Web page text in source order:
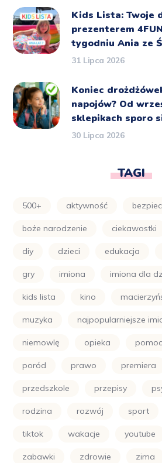
Kids Lista: Twoje
prezenterem
tygodniu Ania ze
31 Lipca 2026
Koniec
napojów? Od
sklepikach sporo
30 Lipca 2026
TAGI
500+ aktywność
boże narodzenie ciekawostki
diy dzieci edukacja
gry imiona imiona dla
kids lista kino
muzyka najpopularniejsze
niemowlę opieka pomoc
poród prawo premiera
przedszkole przepisy
rodzina rozwój sport
tiktok wakacje youtube
zabawki zdrowie zima